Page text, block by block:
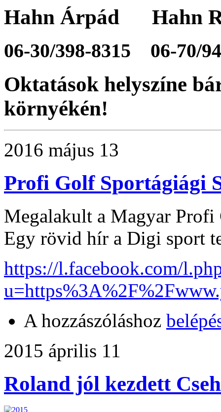
Hahn Árpád Hahn
06-30/398-8315 06-70/
Oktatások helyszíne
környékén!
2016 május 13
Profi Golf Sportágiági
Megalakult a Magyar Profi
Egy rövid hír a Digi sport
https://l.facebook.com/
A hozzászóláshoz
2015 április 11
Roland jól kezdett